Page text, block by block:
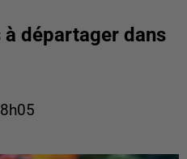
à départager dans